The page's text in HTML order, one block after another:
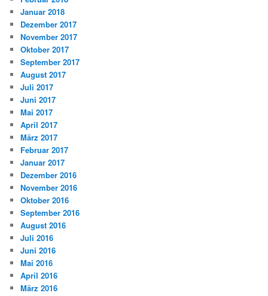
Januar 2018
Dezember 2017
November 2017
Oktober 2017
September 2017
August 2017
Juli 2017
Juni 2017
Mai 2017
April 2017
März 2017
Februar 2017
Januar 2017
Dezember 2016
November 2016
Oktober 2016
September 2016
August 2016
Juli 2016
Juni 2016
Mai 2016
April 2016
März 2016